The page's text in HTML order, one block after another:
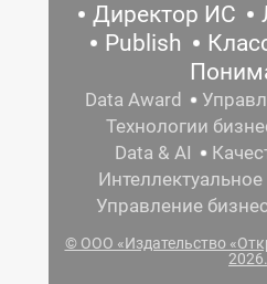
Директор ИС
Publish
Data Award
Технологии
Data & AI
Управление
© ООО «Издательство
2026.